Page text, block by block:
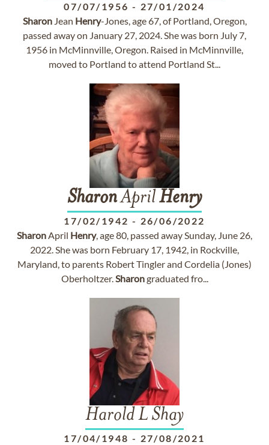
07/07/1956 - 27/01/2024
SharonJean Henry-Jones, age 67, of Portland, Oregon,
passed away on January 27, 2024. She was born July 7,
1956 in McMinnville, Oregon. Raised in McMinnville,
moved to Portland to attend Portland St...
SharonAprilHenry
17/02/1942 - 26/06/2022
SharonApril Henry, age 80, passed away Sunday, June 26,
2022. She was born February 17, 1942, in Rockville,
Maryland, to parents Robert Tingler and Cordelia (Jones)
Oberholtzer.Sharongraduated fro...
Harold L Shay
17/04/1948 - 27/08/2021